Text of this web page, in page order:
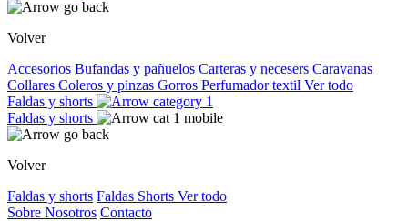
Volver
Accesorios Bufandas y pañuelos Carteras y necesers Caravanas
Collares Coleros y pinzas Gorros Perfumador textil Ver todo
Faldas y shorts
Faldas y shorts
Volver
Faldas y shorts Faldas Shorts Ver todo
Sobre Nosotros Contacto